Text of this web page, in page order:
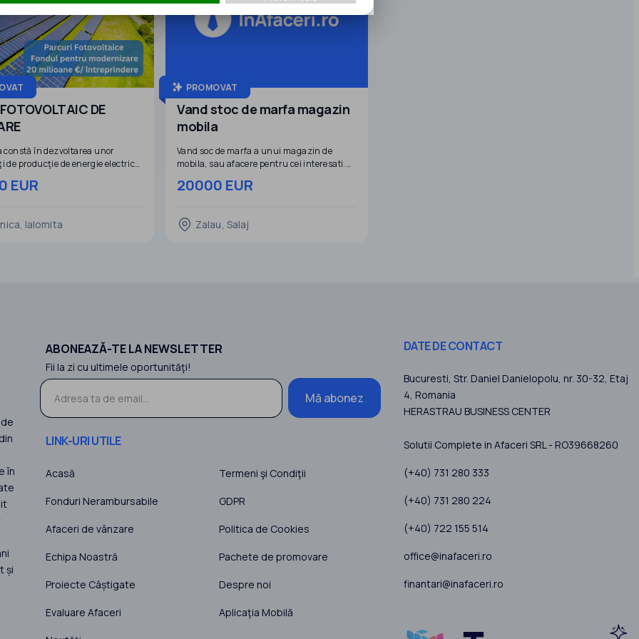
DE
constă în dezvoltarea unor
de producţie de energie electrică
de aproximativ 454 MW
România.
compusă din două proiecte:
EUR
Ialomita
PROMOVAT
Vand stoc de marfa magazin
mobila
Vand soc de marfa a unui magazin de
mobila, sau afacere pentru cei interesati.
pretul de achizitie.
20000 EUR
Zalau, Salaj
în
și
ABONEAZĂ-TE LA NEWSLETTER
Fii la zi cu ultimele oportunităţi!
Mă abonez
LINK-URI UTILE
Acasă
Fonduri Nerambursabile
Afaceri de vânzare
Echipa Noastră
Proiecte Câștigate
Evaluare Afaceri
Termeni şi Condiţii
GDPR
Politica de Cookies
Pachete de promovare
Despre noi
Aplicaţia Mobilă
DATE DE CONTACT
Bucuresti, Str. Daniel Danielopolu, nr. 30-32, Etaj
4, Romania
HERASTRAU BUSINESS CENTER
Solutii Complete in Afaceri SRL - RO39668260
(+40) 731 280 333
(+40) 731 280 224
(+40) 722 155 514
office@inafaceri.ro
finantari@inafaceri.ro